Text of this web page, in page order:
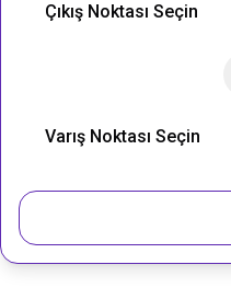
Çıkış Noktası Seçin
Varış Noktası Seçin